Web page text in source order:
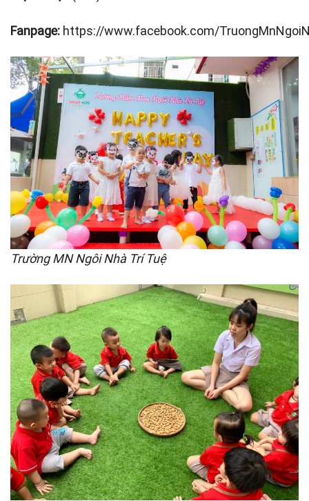
Fanpage: https://www.facebook.com/
Trường MN Ngôi Nhà Trí Tuệ